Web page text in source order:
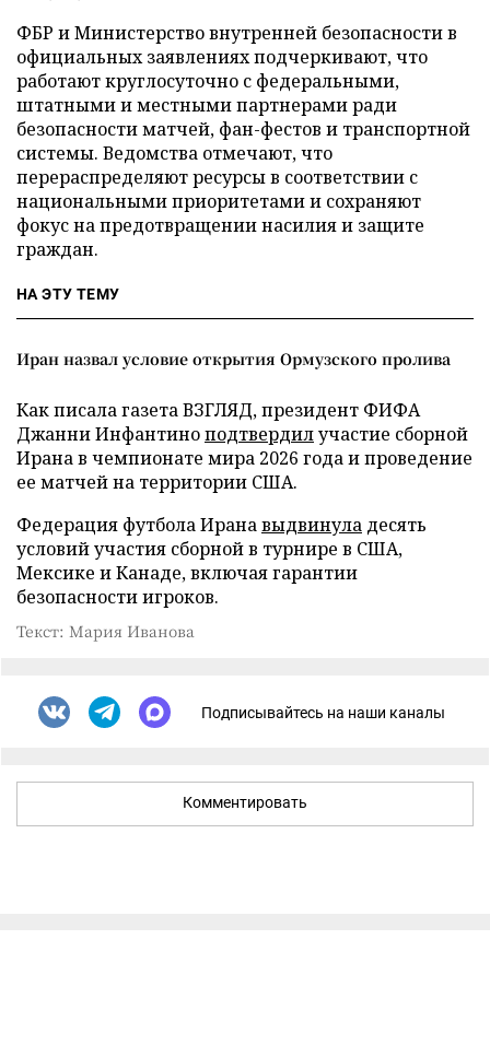
ФБР и Министерство внутренней безопасности в
официальных заявлениях подчеркивают, что
работают круглосуточно с федеральными,
штатными и местными партнерами ради
безопасности матчей, фан-фестов и транспортной
системы. Ведомства отмечают, что
перераспределяют ресурсы в соответствии с
национальными приоритетами и сохраняют
фокус на предотвращении насилия и защите
граждан.
НА ЭТУ ТЕМУ
Иран назвал условие открытия Ормузского пролива
Как писала газета ВЗГЛЯД, президент ФИФА
Джанни Инфантиноподтвердилучастие сборной
Ирана в чемпионате мира 2026 года и проведение
ее матчей на территории США.
Федерация футбола Иранавыдвинула десять
условий участия сборной в турнире в США,
Мексике и Канаде, включая гарантии
безопасности игроков.
Текст: Мария Иванова
Подписывайтесь на наши каналы
Комментировать